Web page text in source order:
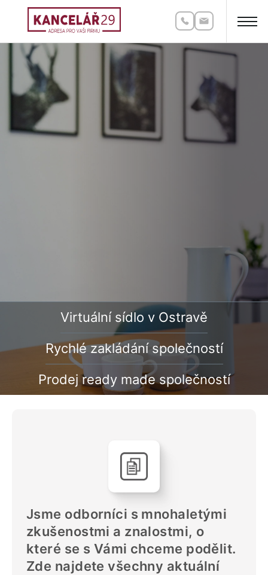
Virtuální sídlo v Ostravě
Rychlé zakládání společností
Prodej ready made společností
Jsme odborníci s mnohaletými
zkušenostmi a znalostmi, o
které se s Vámi chceme podělit.
Zde najdete všechny aktuální